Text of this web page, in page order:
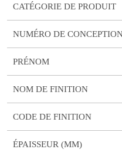
CATÉGORIE DE PRODUIT
NUMÉRO DE
PRÉNOM
NOM DE FINITION
CODE DE FINITION
ÉPAISSEUR (MM)